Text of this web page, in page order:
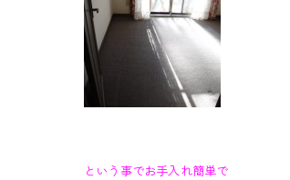
という事でお手入れ簡単で